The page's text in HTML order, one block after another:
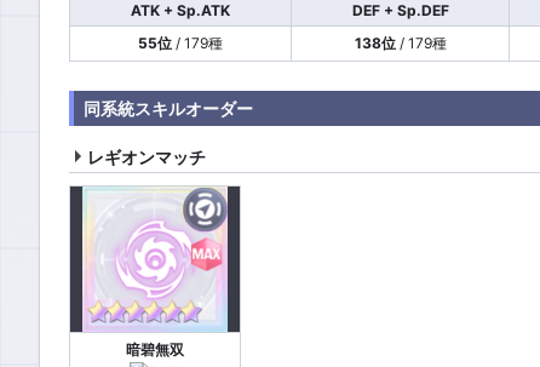
ATK + Sp.ATK DEF + Sp.DEF
55位 / 179種 138位/ 179種
同系統スキルオーダー
レギオンマッチ
暗碧無双